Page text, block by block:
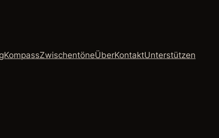
ZwischentöneÜberKontaktUnterstützen